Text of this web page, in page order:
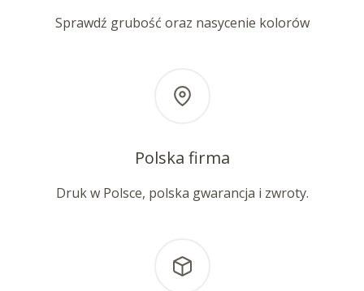
Sprawdź grubość oraz nasycenie kolorów
Polska firma
Druk w Polsce, polska gwarancja i zwroty.